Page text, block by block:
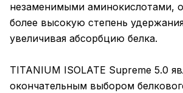
незаменимыми аминокислотами,
более высокую степень
увеличивая абсорбцию белка.
TITANIUM ISOLATE Supreme 5.0
окончательным выбором